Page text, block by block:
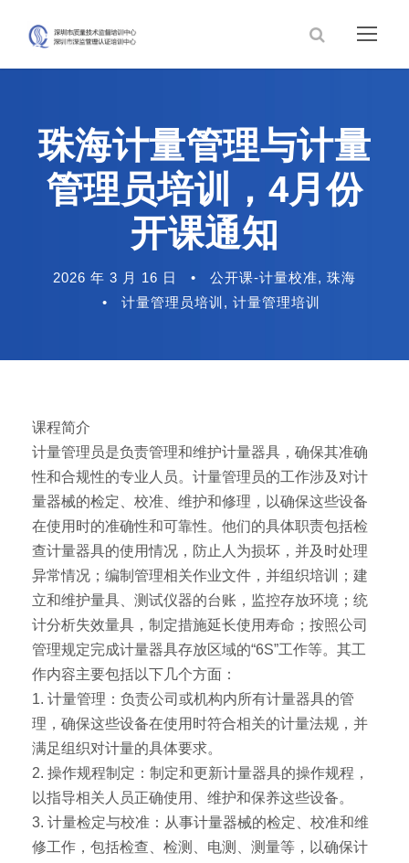
珠海计量管理与计量
管理员培训，4月份
开课通知
2026 年 3 月 16 日 • 公开课-计量校准, 珠海
•
计量管理员培训 , 计量管理培训
课程简介
计量管理员是负责管理和维护计量器具，确保其准确
性和合规性的专业人员。计量管理员的工作涉及对计
量器械的检定、校准、维护和修理，以确保这些设备
在使用时的准确性和可靠性。他们的具体职责包括检
查计量器具的使用情况，防止人为损坏，并及时处理
异常情况；编制管理相关作业文件，并组织培训；建
立和维护量具、测试仪器的台账，监控存放环境；统
计分析失效量具，制定措施延长使用寿命；按照公司
管理规定完成计量器具存放区域的“6S”工作等。其工
作内容主要包括以下几个方面：
1. 计量管理：负责公司或机构内所有计量器具的管
理，确保这些设备在使用时符合相关的计量法规，并
满足组织对计量的具体要求。
2. 操作规程制定：制定和更新计量器具的操作规程，
以指导相关人员正确使用、维护和保养这些设备。
3. 计量检定与校准：从事计量器械的检定、校准和维
修工作，包括检查、检测、电测、测量等，以确保计